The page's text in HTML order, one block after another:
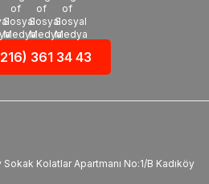
361 34 43
Kolatlar Apartmanı No:1/B Kadıköy